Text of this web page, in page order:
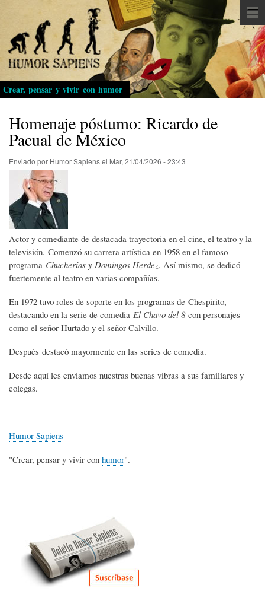
Pasar
al
contenido
principal
Crear, pensar y vivir con humor
Homenaje póstumo: Ricardo de
Pacual de México
Enviado por Humor Sapiensel Mar, 21/04/2026 - 23:43
Actor y comediante de destacada trayectoria en el cine, el teatro y la
televisión. Comenzó su carrera artística en 1958 en el famoso
programa Chucherías y Domingos Herdez. Así mismo, se dedicó
fuertemente al teatro en varias compañías.
En 1972 tuvo roles de soporte en los programas de Chespirito,
destacando en la serie de comedia El Chavo del 8con personajes
como el señor Hurtado y el señor Calvillo.
Después destacó mayormente en las series de comedia.
Desde aquí les enviamos nuestras buenas vibras a sus familiares y
colegas.
Humor Sapiens
"Crear, pensar y vivir con humor".